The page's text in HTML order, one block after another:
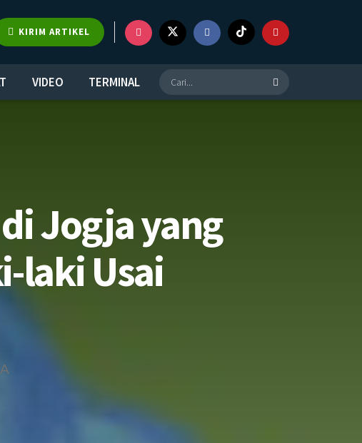
KIRIM ARTIKEL
VIDEO TERMINAL
Jogja yang
laki Usai
A